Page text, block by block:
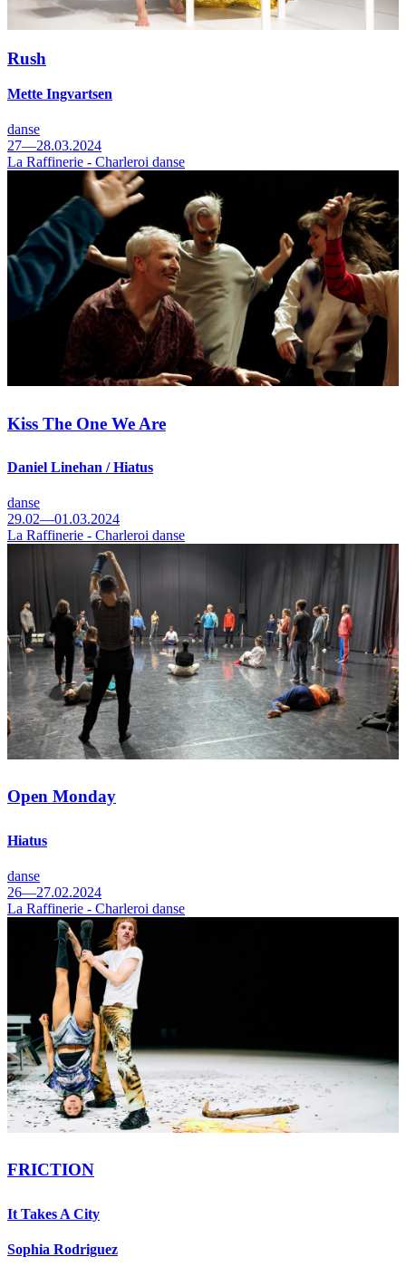
Rush
Mette Ingvartsen
danse
27—28.03.2024
La Raffinerie - Charleroi danse
Kiss The One We Are
Daniel Linehan / Hiatus
danse
29.02—01.03.2024
La Raffinerie - Charleroi danse
Open Monday
Hiatus
danse
26—27.02.2024
La Raffinerie - Charleroi danse
FRICTION
It Takes A City
Sophia Rodriguez